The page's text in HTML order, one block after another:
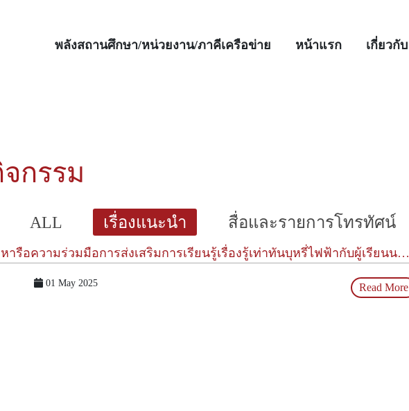
พลังสถานศึกษา/หน่วยงาน/ภาคีเครือข่าย หน้าแรก เกี่ยวกับ
กรรม
ALL เรื่องแนะนำ สื่อและรายการโทรทัศน์
มือการส่งเสริมการเรียนรู้เรื่องรู้เท่าทันบุหรี่ไฟฟ้ากับผู้เรียนนอกระบบ ทั่วประเทศ ณ กรมส่งเสริมการเรียนรู้
Read More
01 May 2025